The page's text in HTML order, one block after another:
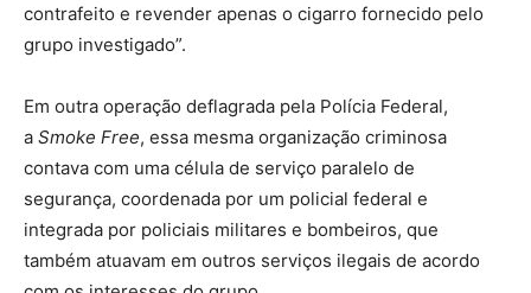
contrafeito e revender apenas o cigarro fornecido pelo
grupo investigado”.
Em outra operação deflagrada pela Polícia Federal,
a Smoke Free, essa mesma organização criminosa
contava com uma célula de serviço paralelo de
segurança, coordenada por um policial federal e
integrada por policiais militares e bombeiros, que
também atuavam em outros serviços ilegais de acordo